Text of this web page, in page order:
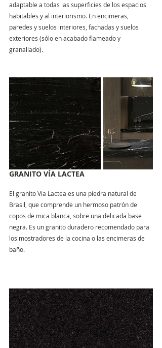
adaptable a todas las superficies de los espacios
habitables y al interiorismo. En encimeras,
paredes y suelos interiores, fachadas y suelos
exteriores (sólo en acabado flameado y
granallado).
GRANITO VÍA LACTEA
El granito Via Lactea es una piedra natural de
Brasil, que comprende un hermoso patrón de
copos de mica blanca, sobre una delicada base
negra. Es un granito duradero recomendado para
los mostradores de la cocina o las encimeras de
baño.